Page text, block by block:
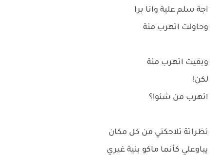
اجة سلم علية وانا برا
وحاولت اتهرب منة
وبقيت اتهرب منة
لكن!
اتهرب من شنو!؟
نظراتة تلاحكني من كل مكان
يباوعلي كأنما ماكو بنية غيري